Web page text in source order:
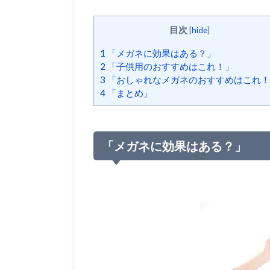
目次 [hide]
1
「メガネに効果はある？」
2 「子供用のおすすめはこれ！」
3 「おしゃれなメガネのおすすめはこれ
4 「まとめ」
「メガネに効果はある？」